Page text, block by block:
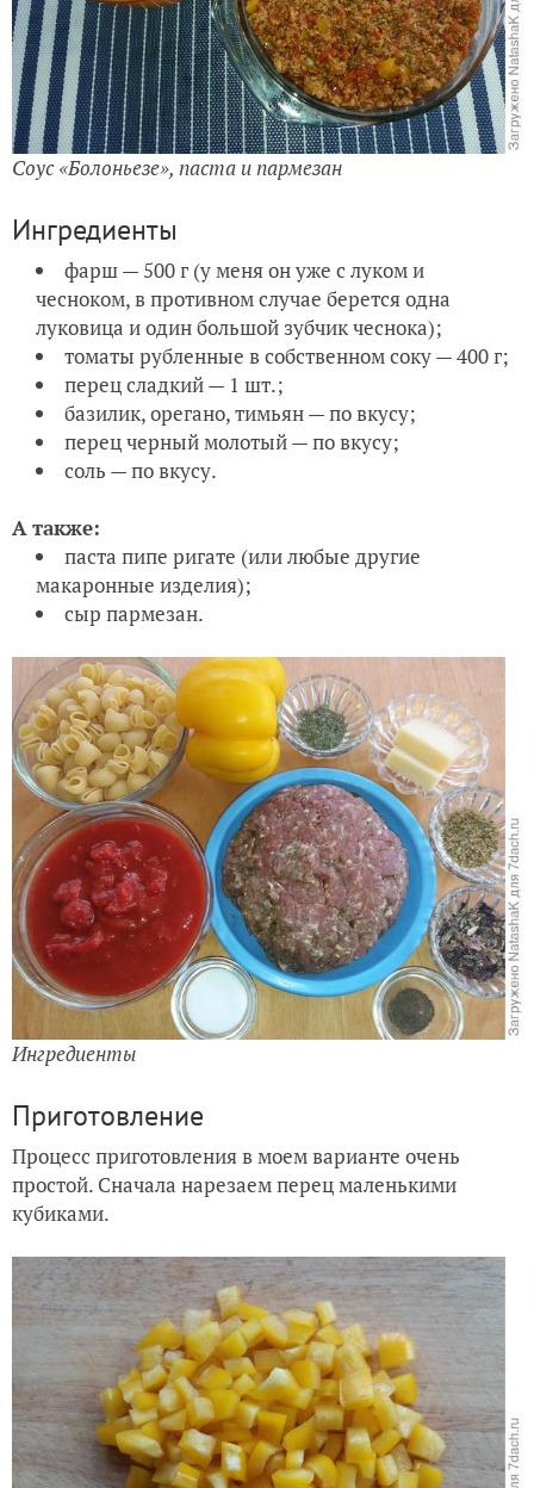
Соус «Болоньезе», паста и пармезан
Ингредиенты
фарш — 500 г (у меня он уже с луком и
чесноком, в противном случае берется одна
луковица и один большой зубчик чеснока);
томаты рубленные в собственном соку — 400 г;
перец сладкий — 1 шт.;
базилик, орегано, тимьян — по вкусу;
перец черный молотый — по вкусу;
соль — по вкусу.
А также:
паста пипе ригате (или любые другие
макаронные изделия);
сыр пармезан.
Ингредиенты
Приготовление
Процесс приготовления в моем варианте очень
простой. Сначала нарезаем перец маленькими
кубиками.